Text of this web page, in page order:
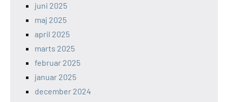
juni 2025
maj 2025
april 2025
marts 2025
februar 2025
januar 2025
december 2024